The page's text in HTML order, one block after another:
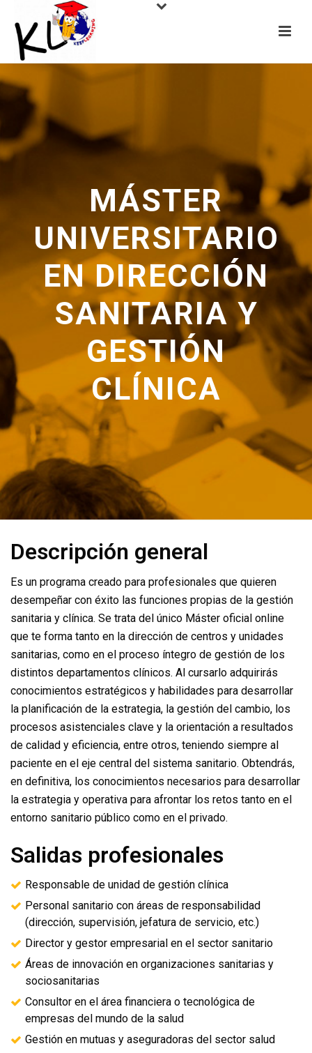
MÁSTER
UNIVERSITARIO
EN DIRECCIÓN
SANITARIA Y
GESTIÓN
CLÍNICA
Descripción general
Es un programa creado para profesionales que quieren
desempeñar con éxito las funciones propias de la gestión
sanitaria y clínica. Se trata del único Máster oficial online
que te forma tanto en la dirección de centros y unidades
sanitarias, como en el proceso íntegro de gestión de los
distintos departamentos clínicos. Al cursarlo adquirirás
conocimientos estratégicos y habilidades para desarrollar
la planificación de la estrategia, la gestión del cambio, los
procesos asistenciales clave y la orientación a resultados
de calidad y eficiencia, entre otros, teniendo siempre al
paciente en el eje central del sistema sanitario. Obtendrás,
en definitiva, los conocimientos necesarios para desarrollar
la estrategia y operativa para afrontar los retos tanto en el
entorno sanitario público como en el privado.
Salidas profesionales
Responsable de unidad de gestión clínica
Personal sanitario con áreas de responsabilidad
(dirección, supervisión, jefatura de servicio, etc.)
Director y gestor empresarial en el sector sanitario
Áreas de innovación en organizaciones sanitarias y
sociosanitarias
Consultor en el área financiera o tecnológica de
empresas del mundo de la salud
Gestión en mutuas y aseguradoras del sector salud